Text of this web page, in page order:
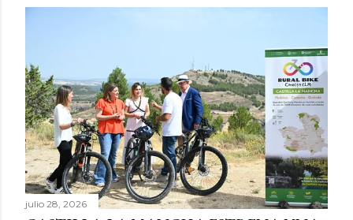
julio 28, 2026